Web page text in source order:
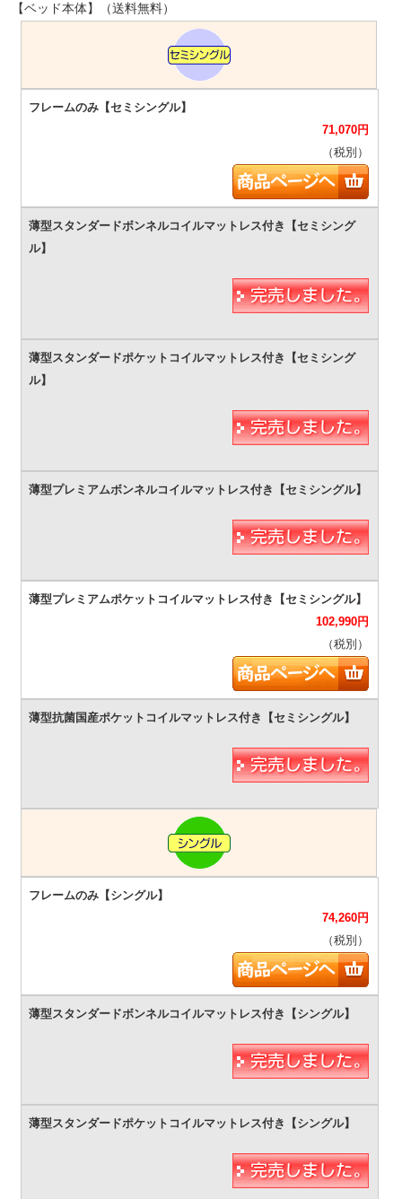
【ベッド本体】（送料無料）
71,070円
（税別）
102,990円
（税別）
74,260円
（税別）